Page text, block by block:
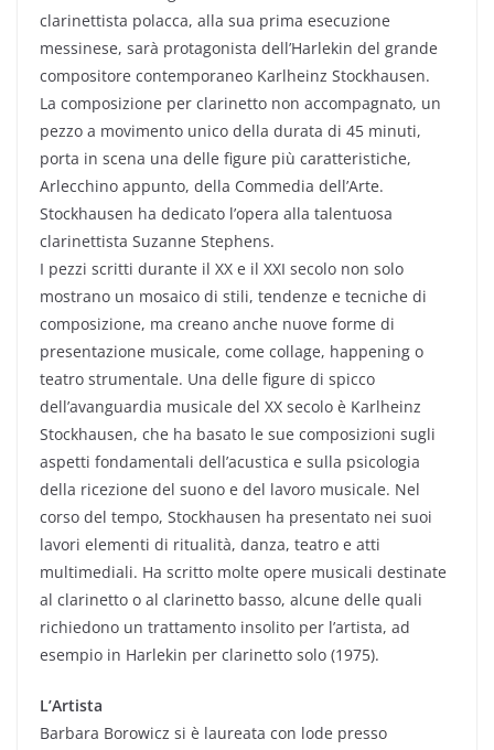
clarinettista polacca, alla sua prima esecuzione
messinese, sarà protagonista dell’Harlekin del grande
compositore contemporaneo Karlheinz Stockhausen.
La composizione per clarinetto non accompagnato, un
pezzo a movimento unico della durata di 45 minuti,
porta in scena una delle figure più caratteristiche,
Arlecchino appunto, della Commedia dell’Arte.
Stockhausen ha dedicato l’opera alla talentuosa
clarinettista Suzanne Stephens.
I pezzi scritti durante il XX e il XXI secolo non solo
mostrano un mosaico di stili, tendenze e tecniche di
composizione, ma creano anche nuove forme di
presentazione musicale, come collage, happening o
teatro strumentale. Una delle figure di spicco
dell’avanguardia musicale del XX secolo è Karlheinz
Stockhausen, che ha basato le sue composizioni sugli
aspetti fondamentali dell’acustica e sulla psicologia
della ricezione del suono e del lavoro musicale. Nel
corso del tempo, Stockhausen ha presentato nei suoi
lavori elementi di ritualità, danza, teatro e atti
multimediali. Ha scritto molte opere musicali destinate
al clarinetto o al clarinetto basso, alcune delle quali
richiedono un trattamento insolito per l’artista, ad
esempio in Harlekin per clarinetto solo (1975).
L’Artista
Barbara Borowicz si è laureata con lode presso